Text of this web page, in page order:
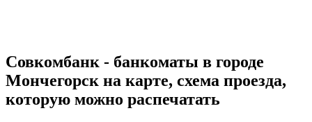
Совкомбанк - банкоматы в городе
Мончегорск на карте, схема проезда,
которую можно распечатать